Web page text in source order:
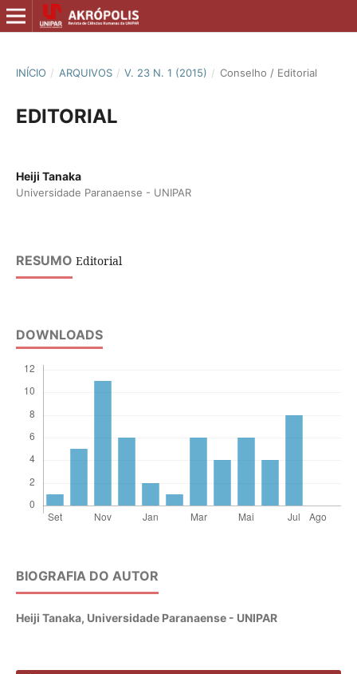
INÍCIO / ARQUIVOS / V. 23 N. 1 (2015) / Conselho / Editorial
EDITORIAL
Heiji Tanaka
Universidade Paranaense - UNIPAR
RESUMO Editorial
DOWNLOADS
BIOGRAFIA DO AUTOR
Heiji Tanaka, Universidade Paranaense - UNIPAR